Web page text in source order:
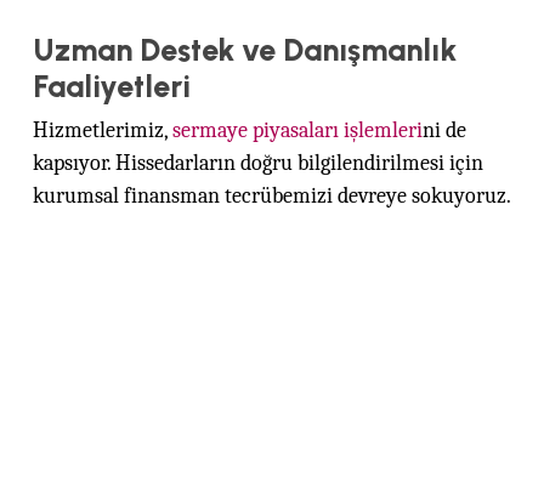
Uzman Destek ve Danışmanlık
Faaliyetleri
Hizmetlerimiz,sermaye piyasaları işlemlerini de
kapsıyor. Hissedarların doğru bilgilendirilmesi için
kurumsal finansman tecrübemizi devreye sokuyoruz.